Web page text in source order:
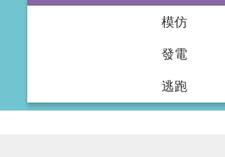
模仿
發電
逃跑